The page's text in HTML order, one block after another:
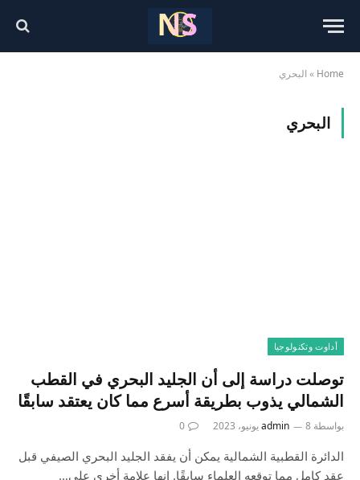
Home
» البحري
البحري
أداوت وتكنولوجيا
توصلت دراسة إلى أن الجليد البحري في القطب
الشمالي يذوب بطريقة أسرع مما كان يعتقد سابقًا
بواسطة admin 8 يونيو، 2023 0
الدائرة القطبية الشمالية يمكن أن يفقد الجليد البحري الصيفي قبل
عقد كامل مما توقعه العلماء سابقًا. إنها علامة أخرى على…